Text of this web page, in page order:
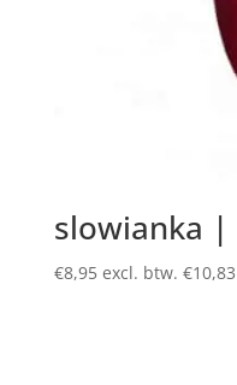
slowianka |
€8,95 excl. btw. €10,83